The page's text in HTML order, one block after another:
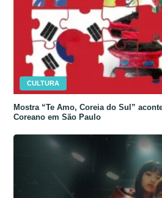
CULTURA
Mostra “Te Amo, Coreia do Sul”
Coreano em São Paulo